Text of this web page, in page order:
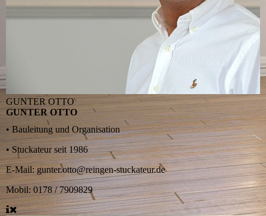
GUNTER OTTO
GUNTER OTTO
• Bauleitung und Organisation
• Stuckateur seit 1986
E-Mail: gunter.otto@reingen-stuckateur.de
Mobil: 0178 / 7909829